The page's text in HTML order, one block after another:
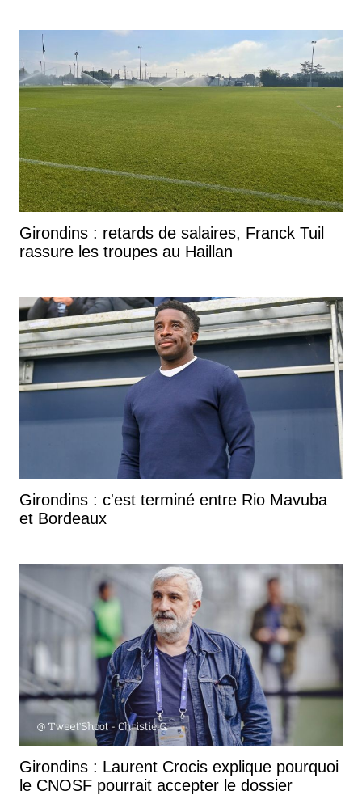
Girondins : retards de salaires, Franck Tuil
rassure les troupes au Haillan
Girondins : c'est terminé entre Rio Mavuba
et Bordeaux
Girondins : Laurent Crocis explique pourquoi
le CNOSF pourrait accepter le dossier